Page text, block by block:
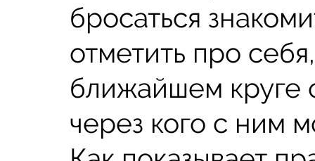
бросаться
отметить про
ближайшем круге
через кого с ним